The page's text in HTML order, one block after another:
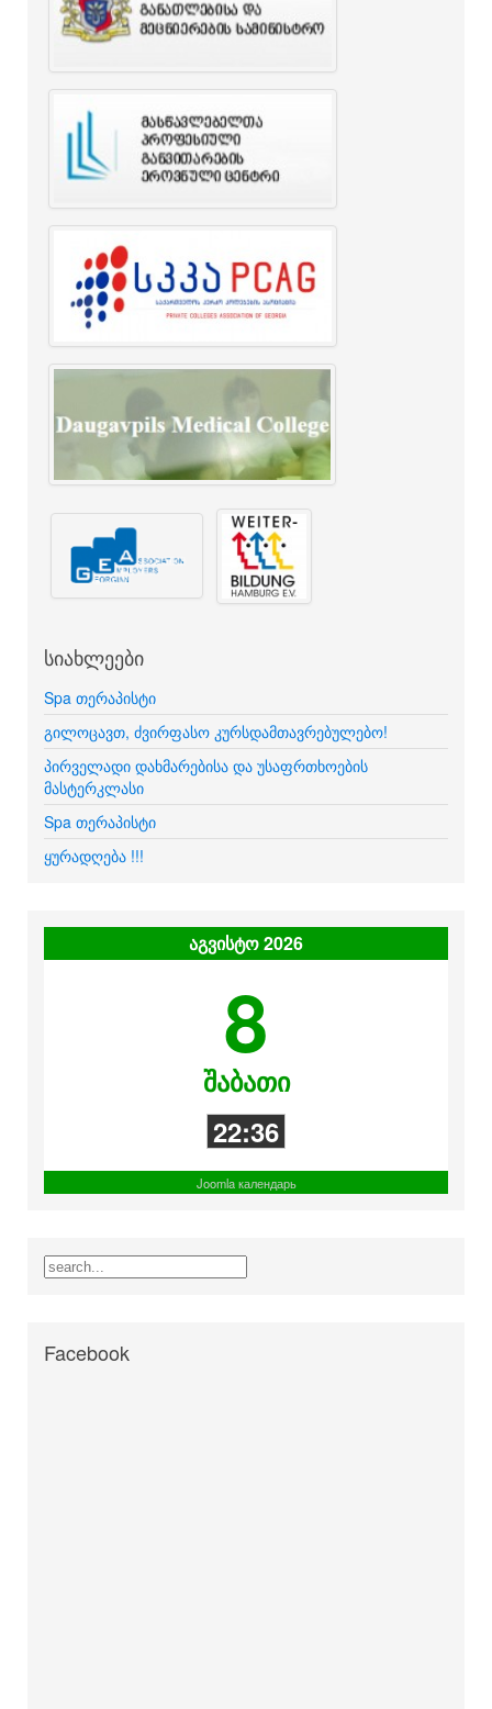
სიახლეები
Spa თერაპისტი
გილოცავთ, ძვირფასო კურსდამთავრებულებო!
პირველადი დახმარებისა და უსაფრთხოების
მასტერკლასი
Spa თერაპისტი
ყურადღება !!!
აგვისტო 2026
8
შაბათი
22:36
Joomla календарь
Facebook